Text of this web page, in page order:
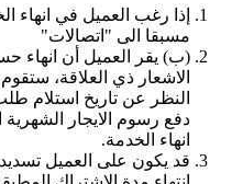
إذا رغب العميل في
مسبقا الى "اتصالات"
(ب‌) يقر العميل أن انهاء
الاشعار ذي العلاقة،
النظر عن تاريخ استلام
دفع رسوم الايجار
انهاء الخدمة.
قد يكون على العميل تسديد